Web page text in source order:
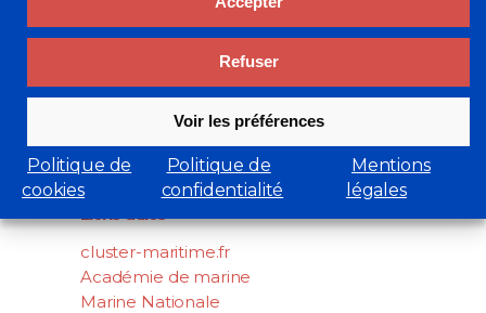
Refuser
Voir les préférences
Politique de
cookies
Politique de
confidentialité
Mentions
légales
Rechercher
Search
for:
Liens utiles
cluster-maritime.fr
Académie de marine
Marine Nationale